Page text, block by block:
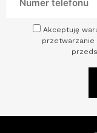
Akceptuję
przetwarzanie